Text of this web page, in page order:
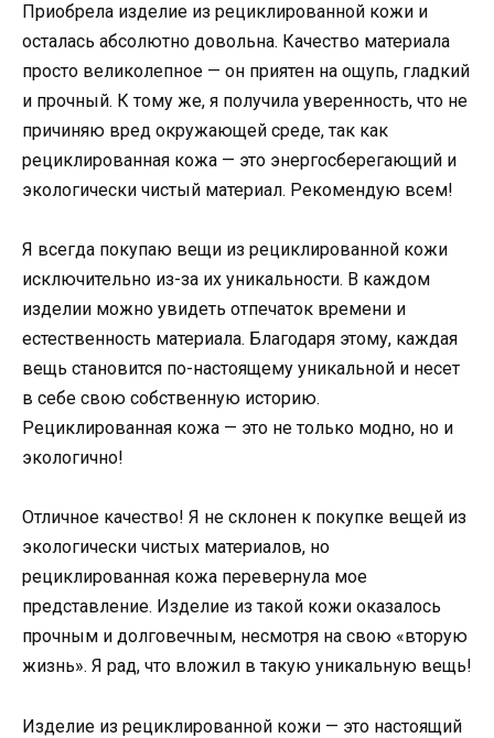
Приобрела изделие из рециклированной кожи и
осталась абсолютно довольна. Качество материала
просто великолепное — он приятен на ощупь, гладкий
и прочный. К тому же, я получила уверенность, что не
причиняю вред окружающей среде, так как
рециклированная кожа — это энергосберегающий и
экологически чистый материал. Рекомендую всем!
Я всегда покупаю вещи из рециклированной кожи
исключительно из-за их уникальности. В каждом
изделии можно увидеть отпечаток времени и
естественность материала. Благодаря этому, каждая
вещь становится по-настоящему уникальной и несет
в себе свою собственную историю.
Рециклированная кожа — это не только модно, но и
экологично!
Отличное качество! Я не склонен к покупке вещей из
экологически чистых материалов, но
рециклированная кожа перевернула мое
представление. Изделие из такой кожи оказалось
прочным и долговечным, несмотря на свою «вторую
жизнь». Я рад, что вложил в такую уникальную вещь!
Изделие из рециклированной кожи — это настоящий